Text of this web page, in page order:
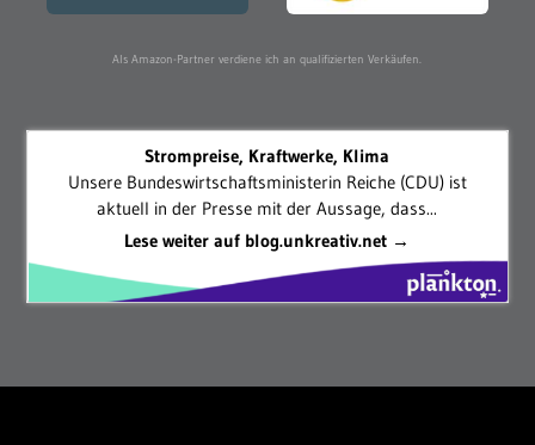
Als Amazon-Partner verdiene ich an qualifizierten Verkäufen.
Strompreise, Kraftwerke, Klima
Unsere Bundeswirtschaftsministerin Reiche (CDU) ist
aktuell in der Presse mit der Aussage, dass...
Lese weiter auf blog.unkreativ.net →